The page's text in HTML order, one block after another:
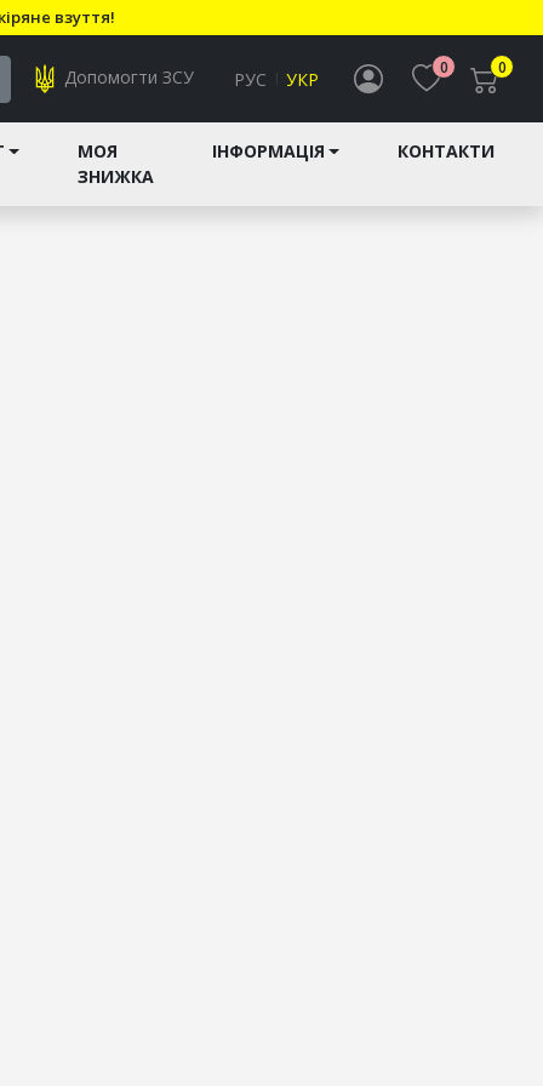
взуття!
Допомогти ЗСУ РУС УКР
0 0
МОЯ
ЗНИЖКА
ІНФОРМАЦІЯ КОНТАКТИ